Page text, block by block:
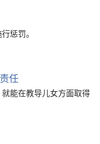
惩罚。
任
能在教导儿女方面取得